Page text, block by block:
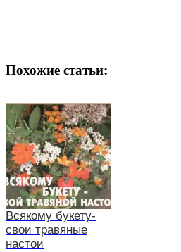
Похожие статьи:
Всякому букету-
свои травяные
настои